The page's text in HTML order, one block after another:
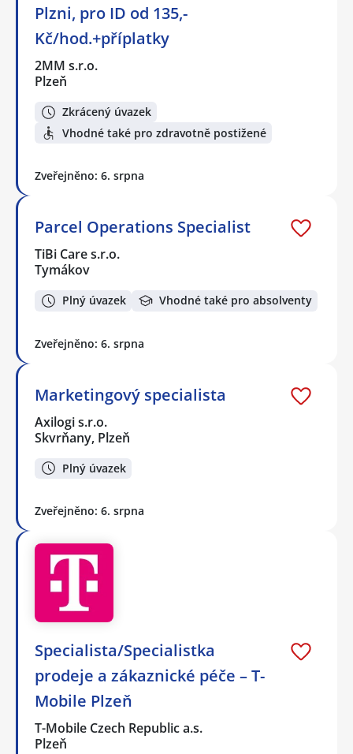
Plzni, pro ID od 135,-
Kč/hod.+příplatky
2MM s.r.o.
Plzeň
Zkrácený úvazek
Vhodné také pro zdravotně postižené
Zveřejněno: 6. srpna
Parcel Operations Specialist
TiBi Care s.r.o.
Tymákov
Plný úvazek Vhodné také pro absolventy
Zveřejněno: 6. srpna
Marketingový specialista
Axilogi s.r.o.
Skvrňany, Plzeň
Plný úvazek
Zveřejněno: 6. srpna
Specialista/Specialistka
prodeje a zákaznické péče – T-
Mobile Plzeň
T-Mobile Czech Republic a.s.
Plzeň